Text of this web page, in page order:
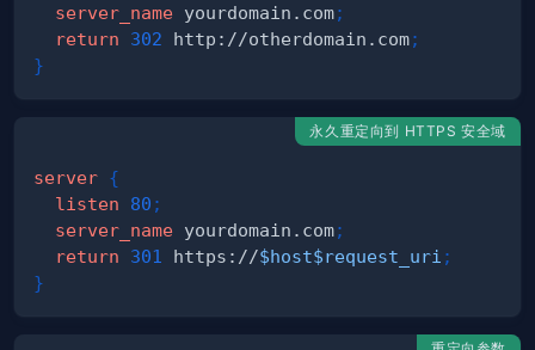
server_name yourdomain.com;
return
302 http://otherdomain.com;
}
永久重定向到 HTTPS 安全域
server {
listen
80 ;
server_name yourdomain.com;
return
301 https://$host$request_uri ;
}